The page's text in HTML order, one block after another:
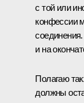
с той или
конфессии
и на
Полагаю
должны